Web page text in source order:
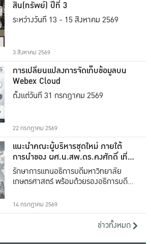
สิน(ทรัพย์) ปีที่ 3
ระหว่างวันที่ 13 - 15 สิงหาคม 2569
3 สิงหาคม 2569
การเปลี่ยนแปลงการจัดเก็บข้อมูลบน
Webex Cloud
ตั้งแต่วันที่ 31 กรกฎาคม 2569
22 กรกฎาคม 2569
แนะนำคณะผู้บริหารชุดใหม่ ภายใต้
การนำของ ผศ.น.สพ.ดร.คงศักดิ์ เที่ยง
ธรรม
รักษาการแทนอธิการบดีมหาวิทยาลัย
เกษตรศาสตร์ พร้อมด้วยรองอธิการบดีทั้ง
14 กรกฎาคม 2569
ข่าวทั้งหมด